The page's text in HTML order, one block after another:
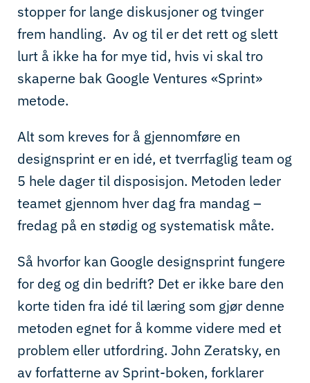
stopper for lange diskusjoner og tvinger
frem handling. Av og til er det rett og slett
lurt å ikke ha for mye tid, hvis vi skal tro
skaperne bak Google Ventures «Sprint»
metode.
Alt som kreves for å gjennomføre en
designsprint er en idé, et tverrfaglig team og
5 hele dager til disposisjon. Metoden leder
teamet gjennom hver dag fra mandag –
fredag på en stødig og systematisk måte.
Så hvorfor kan Google designsprint fungere
for deg og din bedrift? Det er ikke bare den
korte tiden fra idé til læring som gjør denne
metoden egnet for å komme videre med et
problem eller utfordring. John Zeratsky, en
av forfatterne av Sprint-boken, forklarer